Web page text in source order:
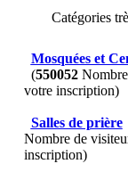
Catégories
Mosquées et
(550052Nombre
votre inscription)
Salles de prière
Nombre de
inscription)